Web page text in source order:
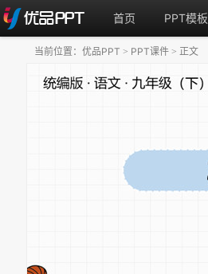
首页 PPT模板
当前位置： 优品PPT > PPT课件 > 正文